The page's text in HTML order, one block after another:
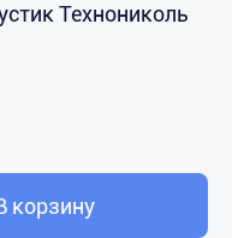
Технониколь
корзину